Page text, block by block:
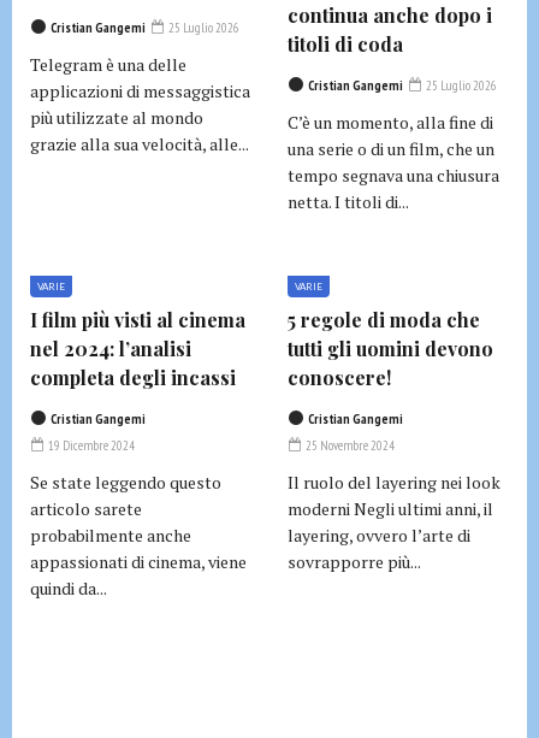
Cristian Gangemi 25 Luglio 2026
Telegram è una delle
applicazioni di messaggistica
più utilizzate al mondo
grazie alla sua velocità, alle...
continua anche dopo i
titoli di coda
Cristian Gangemi 25 Luglio 2026
C’è un momento, alla fine di
una serie o di un film, che un
tempo segnava una chiusura
netta. I titoli di...
VARIE
I film più visti al cinema
nel 2024: l’analisi
completa degli incassi
Cristian Gangemi
19 Dicembre 2024
Se state leggendo questo
articolo sarete
probabilmente anche
appassionati di cinema, viene
quindi da...
VARIE
5 regole di moda che
tutti gli uomini devono
conoscere!
Cristian Gangemi
25 Novembre 2024
Il ruolo del layering nei look
moderni Negli ultimi anni, il
layering, ovvero l’arte di
sovrapporre più...